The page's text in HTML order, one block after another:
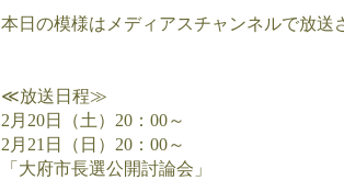
本日の模様はメディアスチャンネルで放送
≪放送日程≫
2月20日（土）20：00～
2月21日（日）20：00～
「大府市長選公開討論会」